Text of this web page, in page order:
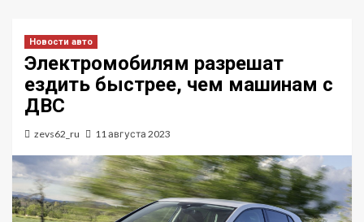
Новости авто
Электромобилям разрешат
ездить быстрее, чем машинам с
ДВС
zevs62_ru 11 августа 2023